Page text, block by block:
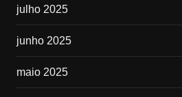
julho 2025
junho 2025
maio 2025